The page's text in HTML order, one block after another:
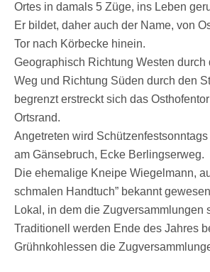
Ortes in damals 5 Züge, ins Leben
Er bildet, daher auch der Name, von
Tor nach Körbecke hinein.
Geographisch Richtung Westen durch
Weg und Richtung Süden durch den
begrenzt erstreckt sich das
Ortsrand.
Angetreten wird
am Gänsebruch, Ecke Berlingserweg.
Die ehemalige Kneipe Wiegelmann,
schmalen Handtuch” bekannt
Lokal, in dem die Zugversammlungen
Traditionell werden Ende des Jahres
Grühnkohlessen die